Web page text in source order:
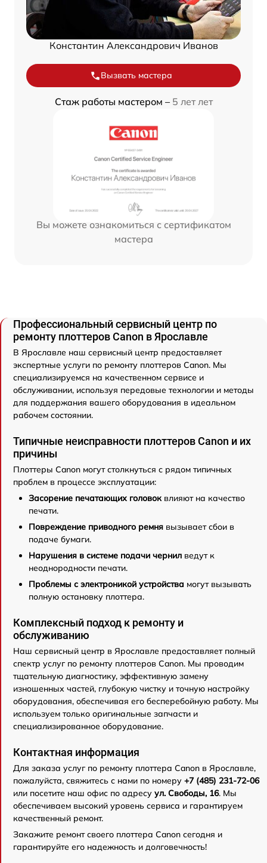
Константин Александрович Иванов
Вызвать мастера
Стаж работы мастером – 5 лет лет
Вы можете ознакомиться с сертификатом
мастера
Профессиональный сервисный центр по
ремонту плоттеров Canon в Ярославле
В Ярославле наш сервисный центр предоставляет
экспертные услуги по ремонту плоттеров Canon. Мы
специализируемся на качественном сервисе и
обслуживании, используя передовые технологии и методы
для поддержания вашего оборудования в идеальном
рабочем состоянии.
Типичные неисправности плоттеров Canon и их
причины
Плоттеры Canon могут столкнуться с рядом типичных
проблем в процессе эксплуатации:
Засорение печатающих головок влияют на качество
печати.
Повреждение приводного ремня вызывает сбои в
подаче бумаги.
Нарушения в системе подачи чернил ведут к
неоднородности печати.
Проблемы с электроникой устройства могут вызывать
полную остановку плоттера.
Комплексный подход к ремонту и
обслуживанию
Наш сервисный центр в Ярославле предоставляет полный
спектр услуг по ремонту плоттеров Canon. Мы проводим
тщательную диагностику, эффективную замену
изношенных частей, глубокую чистку и точную настройку
оборудования, обеспечивая его бесперебойную работу. Мы
используем только оригинальные запчасти и
специализированное оборудование.
Контактная информация
Для заказа услуг по ремонту плоттера Canon в Ярославле,
пожалуйста, свяжитесь с нами по номеру +7 (485) 231-72-06
или посетите наш офис по адресу ул. Свободы, 16. Мы
обеспечиваем высокий уровень сервиса и гарантируем
качественный ремонт.
Закажите ремонт своего плоттера Canon сегодня и
гарантируйте его надежность и долговечность!